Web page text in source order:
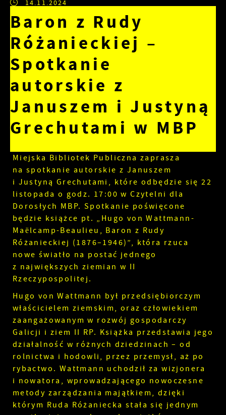
14.11.2024
Baron z Rudy
Różanieckiej –
Spotkanie
autorskie z
Januszem i Justyną
Grechutami w MBP
Miejska Bibliotek Publiczna zaprasza
na spotkanie autorskie z Januszem
i Justyną Grechutami, które odbędzie się 22
listopada o godz. 17:00 w Czytelni dla
Dorosłych MBP. Spotkanie poświęcone
będzie książce pt. „Hugo von Wattmann-
Maëlcamp-Beaulieu, Baron z Rudy
Różanieckiej (1876–1946)”, która rzuca
nowe światło na postać jednego
z największych ziemian w II
Rzeczypospolitej.
Hugo von Wattmann był przedsiębiorczym
właścicielem ziemskim, oraz człowiekiem
zaangażowanym w rozwój gospodarczy
Galicji i ziem II RP. Książka przedstawia jego
działalność w różnych dziedzinach – od
rolnictwa i hodowli, przez przemysł, aż po
rybactwo. Wattmann uchodził za wizjonera
i nowatora, wprowadzającego nowoczesne
metody zarządzania majątkiem, dzięki
którym Ruda Różaniecka stała się jednym